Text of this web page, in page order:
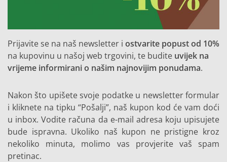
Prijavite se na naš newsletter i ostvarite popust od 10%
na kupovinu u našoj web trgovini, te budite uvijek na
vrijeme informirani o našim najnovijim ponudama.
Nakon što upišete svoje podatke u newsletter formular
i kliknete na tipku “Pošalji”, naš kupon kod će vam doći
u inbox. Vodite računa da e-mail adresa koju upisujete
bude ispravna. Ukoliko naš kupon ne pristigne kroz
nekoliko minuta, molimo vas provjerite vaš spam
pretinac.